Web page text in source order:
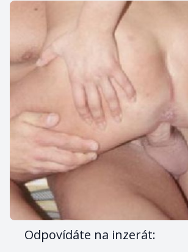
Odpovídáte na inzerát: